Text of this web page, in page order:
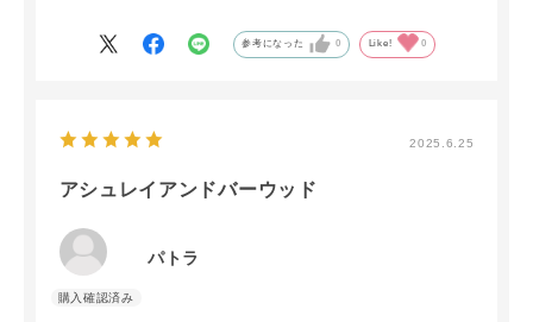
参考になった 0 Like! 0
2025.6.25
アシュレイアンドバーウッド
パトラ